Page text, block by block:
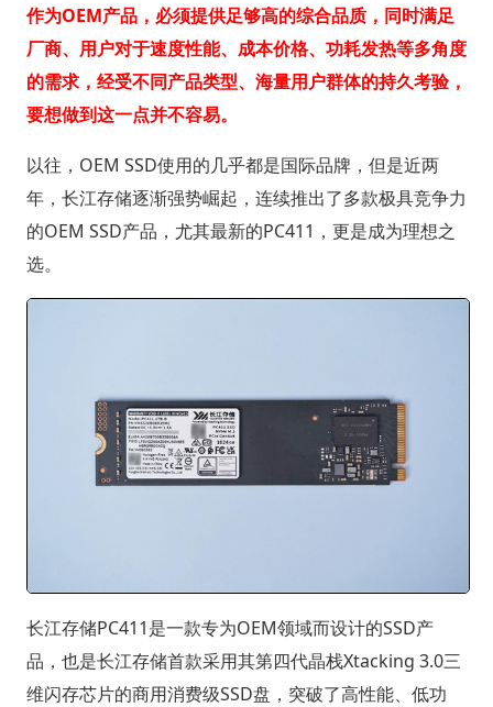
作为OEM产品，必须提供足够高的综合品质，同时满足
厂商、用户对于速度性能、成本价格、功耗发热等多角度
的需求，经受不同产品类型、海量用户群体的持久考验，
要想做到这一点并不容易。
以往，OEM SSD使用的几乎都是国际品牌，但是近两
年，长江存储逐渐强势崛起，连续推出了多款极具竞争力
的OEM SSD产品，尤其最新的PC411，更是成为理想之
选。
长江存储PC411是一款专为OEM领域而设计的SSD产
品，也是长江存储首款采用其第四代晶栈Xtacking 3.0三
维闪存芯片的商用消费级SSD盘，突破了高性能、低功